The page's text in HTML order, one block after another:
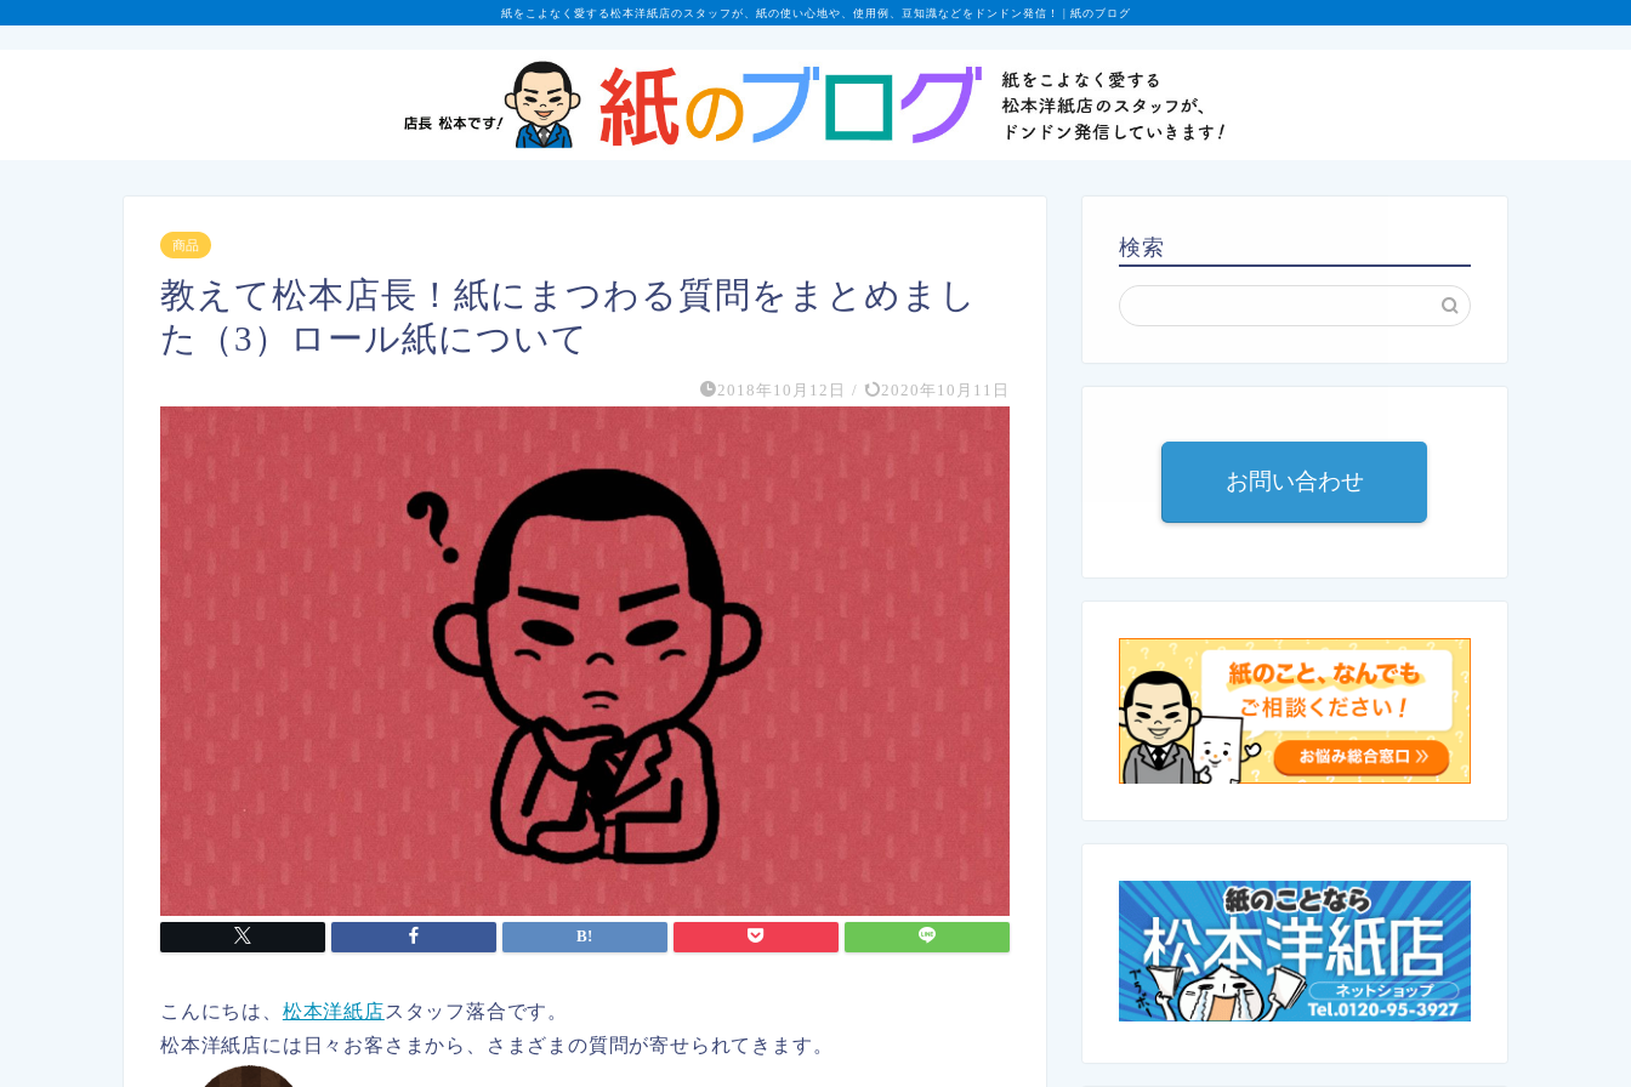
紙をこよなく愛する松本洋紙店のスタッフが、紙の使い心地や、使用例、豆知識などをドンドン発信！ | 紙のブログ
商品
教えて松本店長！紙にまつわる質問をまとめまし
た（3）ロール紙について
2018年10月12日 / 2020年10月11日
こんにちは、 松本洋紙店スタッフ落合です。
松本洋紙店には日々お客さまから、さまざまの質問が寄せられてきます。
検索
お問い合わせ